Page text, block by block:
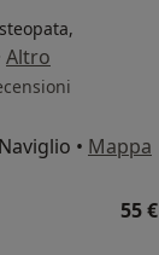
Altro
• Mappa
55 €